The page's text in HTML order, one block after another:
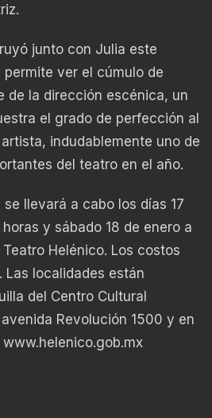
junto con Julia este
ver el cúmulo de
de la dirección escénica, un
el grado de perfección al
indudablemente uno de
del teatro en el año.
llevará a cabo los días 17
y sábado 18 de enero a
Helénico. Los costos
localidades están
del Centro Cultural
Revolución 1500 y en